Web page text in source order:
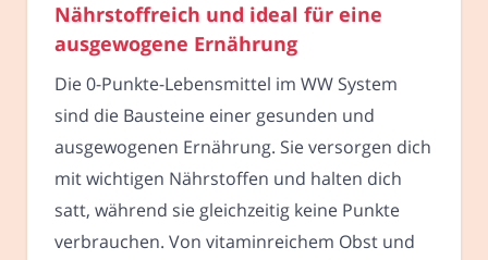
Nährstoffreich und ideal für eine
ausgewogene Ernährung
Die 0-Punkte-Lebensmittel im WW System
sind die Bausteine einer gesunden und
ausgewogenen Ernährung. Sie versorgen dich
mit wichtigen Nährstoffen und halten dich
satt, während sie gleichzeitig keine Punkte
verbrauchen. Von vitaminreichem Obst und